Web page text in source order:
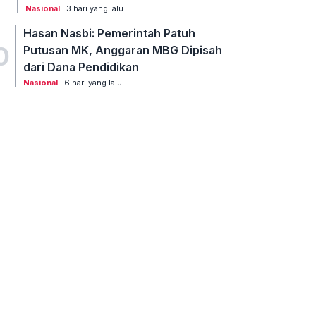
Nasional | 3 hari yang lalu
Hasan Nasbi: Pemerintah Patuh
Putusan MK, Anggaran MBG Dipisah
dari Dana Pendidikan
Nasional | 6 hari yang lalu